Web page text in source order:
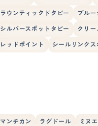
ウンティックドタビー ブルー
シルバースポットタビー クリー
レッドポイント シールリンクス
マンチカン ラグドール ミヌ